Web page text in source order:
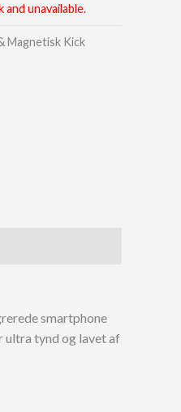
unavailable.
Magnetisk Kick
smartphone
ultra tynd og lavet af